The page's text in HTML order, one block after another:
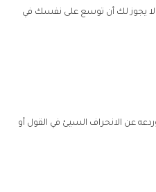
ولا يجوز لك أن توسع على نفسك في
عن الانحراف السيئ في القول أو